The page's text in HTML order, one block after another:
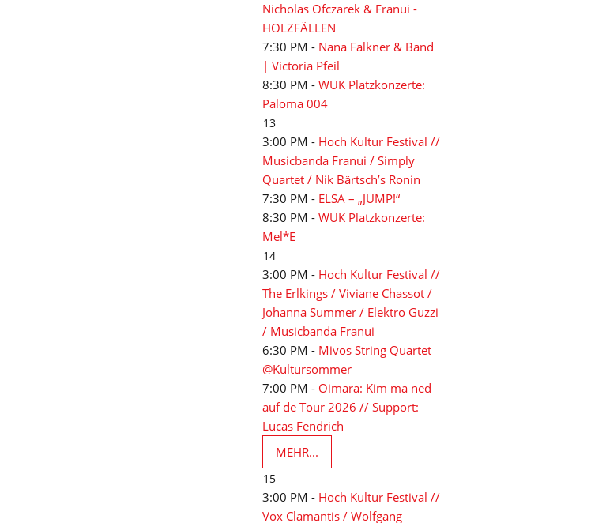
Nicholas Ofczarek & Franui -
HOLZFÄLLEN
7:30 PM - Nana Falkner & Band
| Victoria Pfeil
8:30 PM - WUK Platzkonzerte:
Paloma 004
13
3:00 PM - Hoch Kultur Festival //
Musicbanda Franui / Simply
Quartet / Nik Bärtsch’s Ronin
7:30 PM - ELSA – „JUMP!“
8:30 PM - WUK Platzkonzerte:
Mel*E
14
3:00 PM - Hoch Kultur Festival //
The Erlkings / Viviane Chassot /
Johanna Summer / Elektro Guzzi
/ Musicbanda Franui
6:30 PM - Mivos String Quartet
@Kultursommer
7:00 PM - Oimara: Kim ma ned
auf de Tour 2026 // Support:
Lucas Fendrich
MEHR...
15
3:00 PM - Hoch Kultur Festival //
Vox Clamantis / Wolfgang